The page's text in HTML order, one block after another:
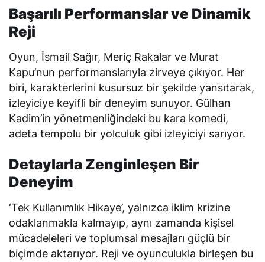
Başarılı Performanslar ve Dinamik
Reji
Oyun, İsmail Sağır, Meriç Rakalar ve Murat
Kapu’nun performanslarıyla zirveye çıkıyor. Her
biri, karakterlerini kusursuz bir şekilde yansıtarak,
izleyiciye keyifli bir deneyim sunuyor. Gülhan
Kadim’in yönetmenliğindeki bu kara komedi,
adeta tempolu bir yolculuk gibi izleyiciyi sarıyor.
Detaylarla Zenginleşen Bir
Deneyim
‘Tek Kullanımlık Hikaye’, yalnızca iklim krizine
odaklanmakla kalmayıp, aynı zamanda kişisel
mücadeleleri ve toplumsal mesajları güçlü bir
biçimde aktarıyor. Reji ve oyunculukla birleşen bu